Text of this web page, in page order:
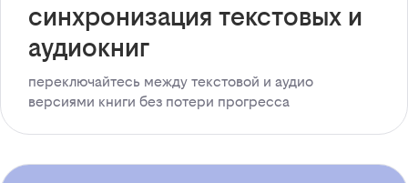
синхронизация текстовых и
аудиокниг
переключайтесь между текстовой и аудио
версиями книги без потери прогресса